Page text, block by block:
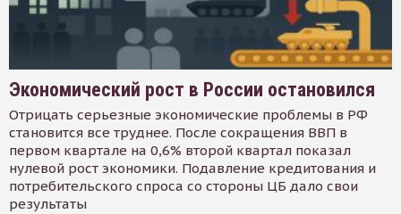
Экономический рост в России остановился
Отрицать серьезные экономические проблемы в РФ
становится все труднее. После сокращения ВВП в
первом квартале на 0,6% второй квартал показал
нулевой рост экономики. Подавление кредитования и
потребительского спроса со стороны ЦБ дало свои
результаты